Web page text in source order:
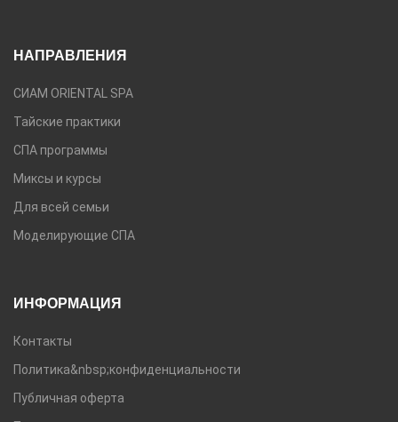
НАПРАВЛЕНИЯ
СИАМ ORIENTAL SPA
Тайские практики
СПА программы
Миксы и курсы
Для всей семьи
Моделирующие СПА
ИНФОРМАЦИЯ
Контакты
Политика&nbsp;конфиденциальности
Публичная оферта